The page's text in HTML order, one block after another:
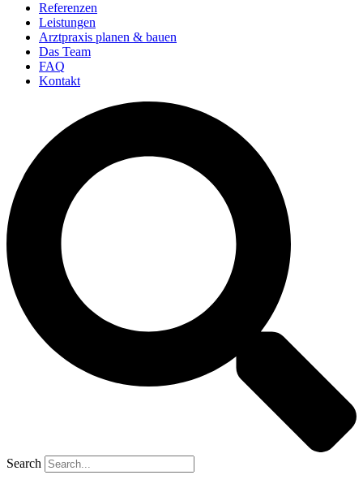
Referenzen
Leistungen
Arztpraxis planen & bauen
Das Team
FAQ
Kontakt
Search